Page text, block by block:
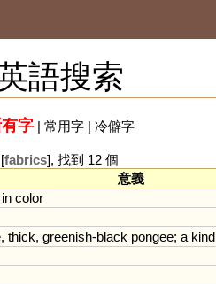
語搜索
字| 常用字| 冷僻字
[fabrics], 找到 12 個
意義
in color
, thick, greenish-black pongee; a kind